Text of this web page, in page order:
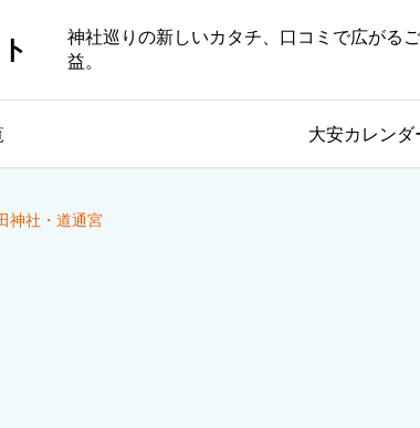
神社巡りの新しいカタチ、口コミで広がるご
益。
大安カレンダ
神社・道通宮